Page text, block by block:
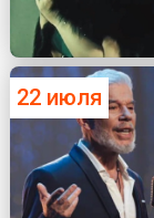
22 июля